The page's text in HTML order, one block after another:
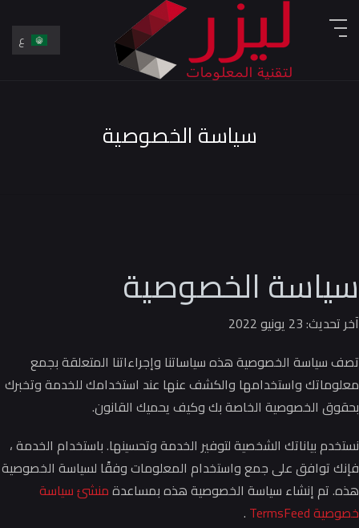
ع
En
سياسة الخصوصية
سياسة الخصوصية
آخر تحديث: 23 يونيو 2022
تصف سياسة الخصوصية هذه سياساتنا وإجراءاتنا المتعلقة بجمع
معلوماتك واستخدامها والكشف عنها عند استخدامك للخدمة وتخبرك
بحقوق الخصوصية الخاصة بك وكيف يحميك القانون.
نستخدم بياناتك الشخصية لتوفير الخدمة وتحسينها.باستخدام الخدمة ،
فإنك توافق على جمع واستخدام المعلومات وفقًا لسياسة الخصوصية
هذه.تم إنشاء سياسة الخصوصية هذه بمساعدةمنشئ سياسة
خصوصية TermsFeed
.